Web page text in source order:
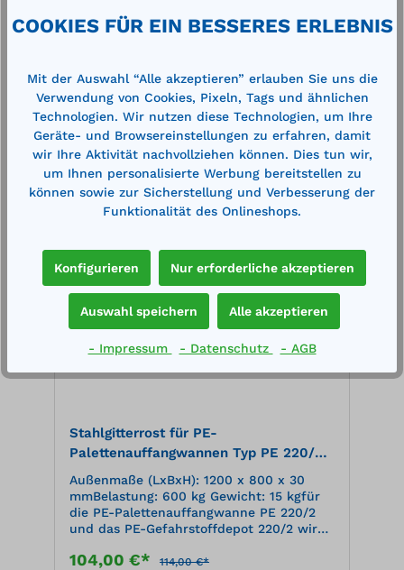
Produktgalerie überspringen
Zubehör
Stahlgitterrost für PE-
Palettenauffangwannen Typ PE 220/2,
PE 425/4, PE 425/4e
Außenmaße (LxBxH): 1200 x 800 x 30
mmBelastung: 600 kg Gewicht: 15 kgfür
die PE-Palettenauffangwanne PE 220/2
und das PE-Gefahrstoffdepot 220/2 wird
Palettenauffangwannen PE 425/4 und PE
104,00 €* 114,00 €*
COOKIES FÜR EIN BESSERES ERLEBNIS
Mit der Auswahl “Alle akzeptieren” erlauben Sie uns die
Verwendung von Cookies, Pixeln, Tags und ähnlichen
Technologien. Wir nutzen diese Technologien, um Ihre
Geräte- und Browsereinstellungen zu erfahren, damit
wir Ihre Aktivität nachvollziehen können. Dies tun wir,
um Ihnen personalisierte Werbung bereitstellen zu
können sowie zur Sicherstellung und Verbesserung der
Funktionalität des Onlineshops.
Konfigurieren Nur erforderliche akzeptieren
Auswahl speichern Alle akzeptieren
- Impressum - Datenschutz - AGB